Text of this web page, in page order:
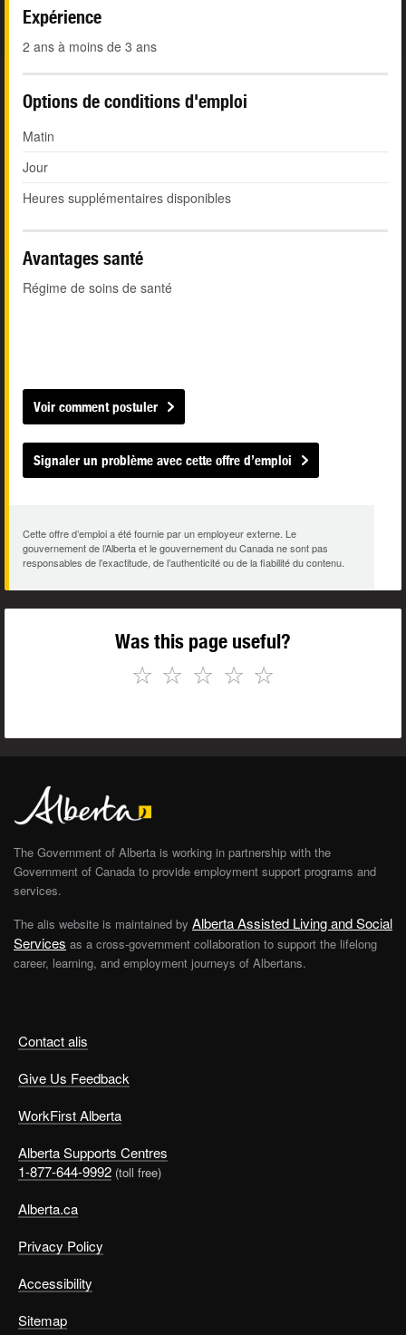
Expérience
2 ans à moins de 3 ans
Options de conditions d'emploi
Matin
Jour
Heures supplémentaires disponibles
Avantages santé
Régime de soins de santé
Voir comment postuler
Signaler un problème avec cette offre d’emploi
Cette offre d’emploi a été fournie par un employeur externe. Le
gouvernement de l’Alberta et le gouvernement du Canada ne sont pas
responsables de l’exactitude, de l’authenticité ou de la fiabilité du contenu.
Was this page useful?
☆
☆
☆
☆
☆
Contact alis
Give Us Feedback
WorkFirst Alberta
Alberta Supports Centres
1-877-644-9992 (toll free)
Alberta.ca
Privacy Policy
Accessibility
Sitemap
The Government of Alberta is working in partnership with the
Government of Canada to provide employment support programs and
services.
The alis website is maintained by Alberta Assisted Living and Social
Services as a cross-government collaboration to support the lifelong
career, learning, and employment journeys of Albertans.